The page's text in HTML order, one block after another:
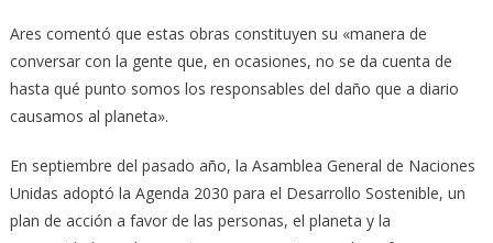
Ares comentó que estas obras constituyen su «manera de
conversar con la gente que, en ocasiones, no se da cuenta de
hasta qué punto somos los responsables del daño que a diario
causamos al planeta».
En septiembre del pasado año, la Asamblea General de Naciones
Unidas adoptó la Agenda 2030 para el Desarrollo Sostenible, un
plan de acción a favor de las personas, el planeta y la